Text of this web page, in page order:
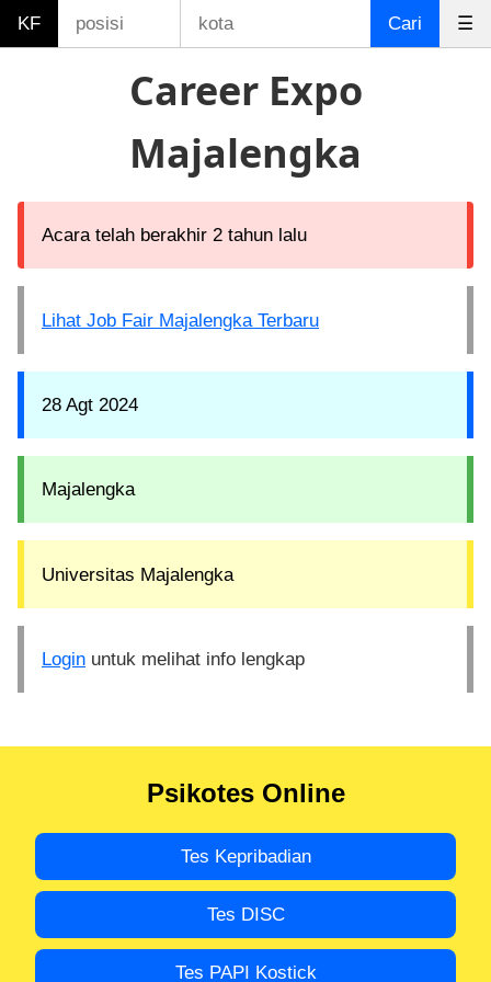
KF ☰
Cari
Career Expo
Majalengka
Acara telah berakhir 2 tahun lalu
Lihat Job Fair Majalengka Terbaru
28 Agt 2024
Majalengka
Universitas Majalengka
Login untuk melihat info lengkap
Psikotes Online
Tes Kepribadian
Tes DISC
Tes PAPI Kostick